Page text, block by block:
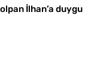
İlhan’a duygu